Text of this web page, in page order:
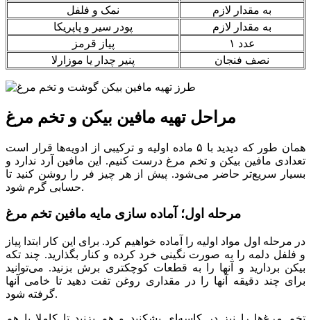
نمک و فلفل
به مقدار لازم
پودر سیر و پاپریکا
به مقدار لازم
پیاز قرمز
۱ عدد
پنیر چدار یا موزارلا
نصف فنجان
مراحل تهیه مافین بیکن و تخم مرغ
همان طور که دیدید با ۵ ماده اولیه و ترکیبی از ادویه‌ها قرار است
تعدادی مافین بیکن و تخم مرغ درست کنیم. این مافین آرد ندارد و
بسیار سریع‌تر حاضر می‌شود. پیش از هر چیز فر را روشن کنید تا
حسابی گرم شود.
مرحله اول؛ آماده سازی مایه مافین تخم مرغ
در مرحله اول مواد اولیه را آماده خواهیم کرد. برای این کار ابتدا پیاز
و فلفل دلمه را به صورت نگینی خرد کرده و کنار بگذارید. چند تکه
بیکن بردارید و آنها را به قطعات کوچکتری برش بزنید. می‌توانید
برای چند دقیقه آنها را در مقداری روغن تفت دهید تا خامی آنها
گرفته شود.